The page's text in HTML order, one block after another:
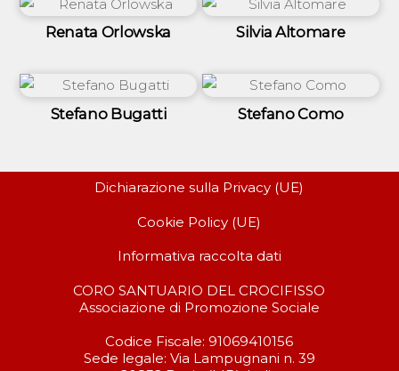
Renata Orlowska Silvia Altomare
Stefano Bugatti Stefano Como
Dichiarazione sulla Privacy (UE)
Cookie Policy (UE)
Informativa raccolta dati
CORO SANTUARIO DEL CROCIFISSO
Associazione di Promozione Sociale
Codice Fiscale: 91069410156
Sede legale: Via Lampugnani n. 39